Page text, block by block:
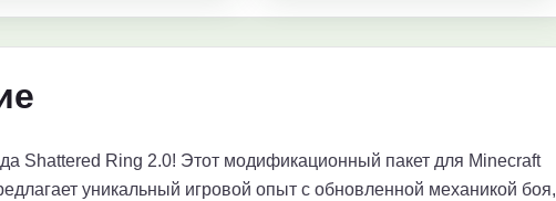
Shattered Ring 2.0! Этот модификационный пакет для Minecraft
уникальный игровой опыт с обновленной механикой боя,